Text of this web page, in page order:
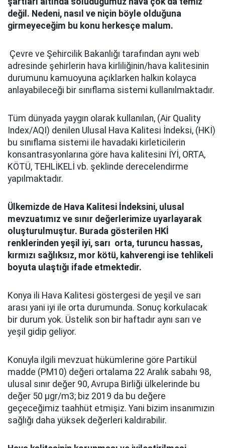
değil. Nedeni, nasıl ve niçin böyle olduğuna
girmeyeceğim bu konu herkesçe malum.
Çevre ve Şehircilik Bakanlığı tarafından aynı web
adresinde şehirlerin hava kirliliğinin/hava kalitesinin
durumunu kamuoyuna açıklarken halkın kolayca
anlayabileceği bir sınıflama sistemi kullanılmaktadır.
Tüm dünyada yaygın olarak kullanılan, (Air Quality
Index/AQI) denilen Ulusal Hava Kalitesi İndeksi, (HKİ)
bu sınıflama sistemi ile havadaki kirleticilerin
konsantrasyonlarına göre hava kalitesini İYİ, ORTA,
KÖTÜ, TEHLİKELİ vb. şeklinde derecelendirme
yapılmaktadır.
Ülkemizde de Hava Kalitesi İndeksini, ulusal
mevzuatımız ve sınır değerlerimize uyarlayarak
oluşturulmuştur. Burada gösterilen HKİ
renklerinden yeşil iyi, sarı orta, turuncu hassas,
kırmızı sağlıksız, mor kötü, kahverengi ise tehlikeli
boyuta ulaştığı ifade etmektedir.
Konya ili Hava Kalitesi göstergesi de yeşil ve sarı
arası yani iyi ile orta durumunda. Sonuç korkulacak
bir durum yok. Üstelik son bir haftadır aynı sarı ve
yeşil gidip geliyor.
Konuyla ilgili mevzuat hükümlerine göre Partikül
madde (PM10) değeri ortalama 22 Aralık sabahı 98,
ulusal sınır değer 90, Avrupa Birliği ülkelerinde bu
değer 50 µgr/m3; biz 2019 da bu değere
geçeceğimiz taahhüt etmişiz. Yani bizim insanımızın
sağlığı daha yüksek değerleri kaldırabilir.